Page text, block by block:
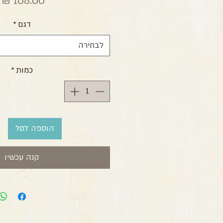
דגם *
לבחירה
כמות *
הוספה לסל
קנה עכשיו